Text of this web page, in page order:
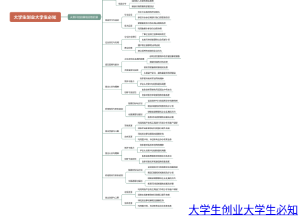
大学生创业大学生必知